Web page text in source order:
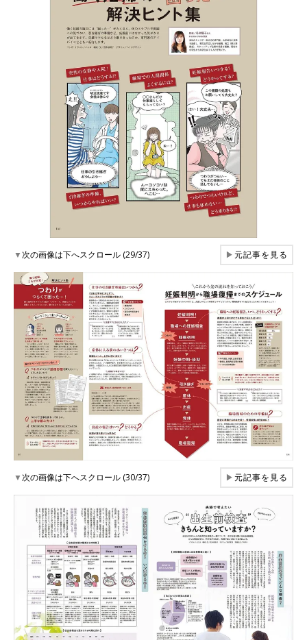
▼次の画像は下へスクロール (29/37) ▶元記事を見る
▼次の画像は下へスクロール (30/37) ▶元記事を見る